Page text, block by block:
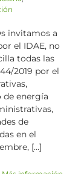
invitamos a
el IDAE, no
todas las
2019 por el
energía
de
en el
[...]